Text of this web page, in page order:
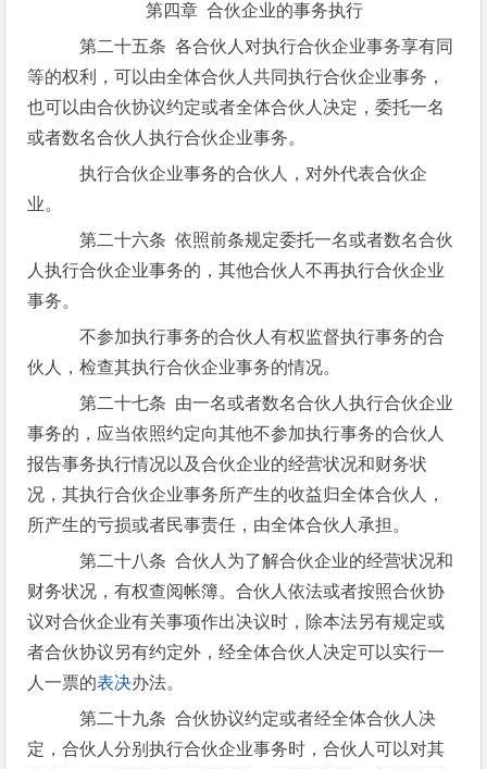
第四章 合伙企业的事务执行
第二十五条 各合伙人对执行合伙企业事务享有同
等的权利，可以由全体合伙人共同执行合伙企业事务，
也可以由合伙协议约定或者全体合伙人决定，委托一名
或者数名合伙人执行合伙企业事务。
执行合伙企业事务的合伙人，对外代表合伙企
业。
第二十六条 依照前条规定委托一名或者数名合伙
人执行合伙企业事务的，其他合伙人不再执行合伙企业
事务。
不参加执行事务的合伙人有权监督执行事务的合
伙人，检查其执行合伙企业事务的情况。
第二十七条 由一名或者数名合伙人执行合伙企业
事务的，应当依照约定向其他不参加执行事务的合伙人
报告事务执行情况以及合伙企业的经营状况和财务状
况，其执行合伙企业事务所产生的收益归全体合伙人，
所产生的亏损或者民事责任，由全体合伙人承担。
第二十八条 合伙人为了解合伙企业的经营状况和
财务状况，有权查阅帐簿。合伙人依法或者按照合伙协
议对合伙企业有关事项作出决议时，除本法另有规定或
者合伙协议另有约定外，经全体合伙人决定可以实行一
人一票的表决办法。
第二十九条 合伙协议约定或者经全体合伙人决
定，合伙人分别执行合伙企业事务时，合伙人可以对其